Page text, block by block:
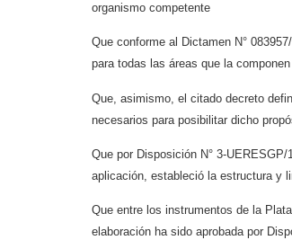
organismo competente
Que conforme al Dictamen N°
para todas las áreas que la
Que, asimismo, el citado decreto
necesarios para posibilitar dicho
Que por Disposición N° 3-
aplicación, estableció la estructura y
Que entre los instrumentos de la
elaboración ha sido aprobada por